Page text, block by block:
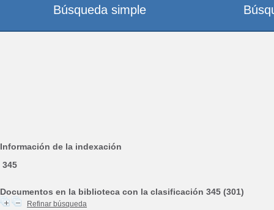
Información de la indexación
345
Documentos en la biblioteca con la clasificación 345 (301)
Refinar búsqueda
Búsqueda simple